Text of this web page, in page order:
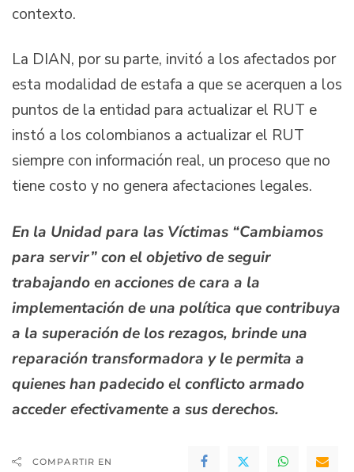
contexto.
La DIAN, por su parte, invitó a los afectados por
esta modalidad de estafa a que se acerquen a los
puntos de la entidad para actualizar el RUT e
instó a los colombianos a actualizar el RUT
siempre con información real, un proceso que no
tiene costo y no genera afectaciones legales.
En la Unidad para las Víctimas “Cambiamos
para servir” con el objetivo de seguir
trabajando en acciones de cara a la
implementación de una política que contribuya
a la superación de los rezagos, brinde una
reparación transformadora y le permita a
quienes han padecido el conflicto armado
acceder efectivamente a sus derechos.
COMPARTIR EN